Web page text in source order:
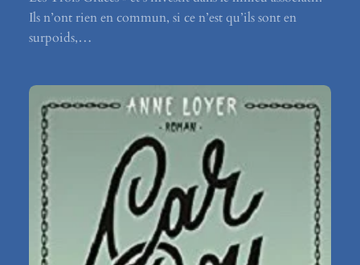
Ils n’ont rien en commun, si ce n’est qu’ils sont en
surpoids,…